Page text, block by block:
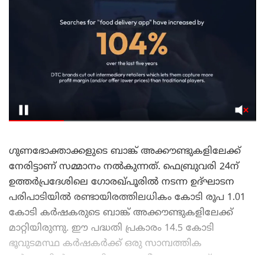
ഗുണഭോക്താക്കളുടെ ബാങ്ക് അക്കൗണ്ടുകളിലേക്ക്
നേരിട്ടാണ് സമ്മാനം നല്‍കുന്നത്. ഫെബ്രുവരി 24ന്
ഉത്തര്‍പ്രദേശിലെ ഗോരഖ്പൂരില്‍ നടന്ന ഉദ്ഘാടന
പരിപാടിയില്‍ രണ്ടായിരത്തിലധികം കോടി രൂപ 1.01
കോടി കര്‍ഷകരുടെ ബാങ്ക് അക്കൗണ്ടുകളിലേക്ക്
മാറ്റിയിരുന്നു. ഈ പദ്ധതി പ്രകാരം 14.5 കോടി
ഭൂവുടമസ്ഥ കര്‍ഷകര്‍ക്ക് ഒരു സാമ്പത്തിക